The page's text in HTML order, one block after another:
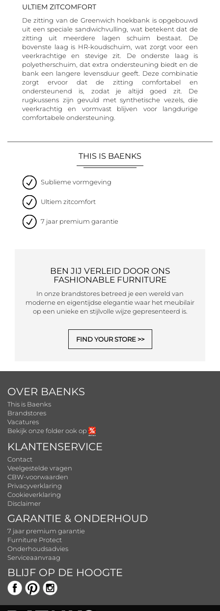
ULTIEM ZITCOMFORT
De zitting van de Greenwich hoekbank is opgebouwd
uit een speciale sandwichvulling, wat betekent dat de
zitting uit meerdere lagen schuim bestaat. De
bovenste laag is HR-koudschuim, wat zorgt voor een
veerkrachtige en stevige zit. De onderste laag is
polyetherschuim, dat extra ondersteuning biedt en de
bank een langere levensduur geeft. Deze combinatie
zorgt ervoor dat de zitting comfortabel en
ondersteunend is, zodat je altijd goed zit. De
rugkussens zijn gevuld met synthetische vezels, die
veerkrachtig en vormvast blijven voor langdurige
comfortabele ondersteuning.
THIS IS BAENKS
Sublieme vormgeving
Ultiem zitcomfort
7 jaar premium garantie
BEN JIJ VERLEID DOOR ONS
FASHIONABLE FURNITURE
In onze brandstores betreed je een wereld van
moderne en eigentijdse elegantie waar het meubilair
op een unieke en stijlvolle wijze gepresenteerd is.
FIND YOUR STORE
OVER BAENKS
This is Baenks
Brandstores
Vacatures
Bekijk onze folder ook op
KLANTENSERVICE
Contact
Veelgestelde vragen
CBW-voorwaarden
Privacyverklaring
Cookieverklaring
Disclaimer
GARANTIE & ONDERHOUD
7 jaar premium garantie
Furniture Protect
Onderhoudsadvies
Serviceaanvraag
BLIJF OP DE HOOGTE